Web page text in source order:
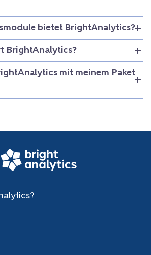
bietet BrightAnalytics?
BrightAnalytics?
mit meinem Paket